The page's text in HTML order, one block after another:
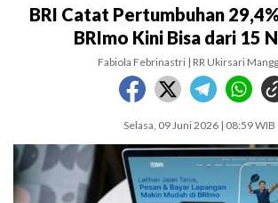
BRI Catat Pertumbuhan
BRImo Kini Bisa dari 15
Fabiola Febrinastri | RR Ukirsari
Selasa, 09 Juni 2026 | 08:59 WIB